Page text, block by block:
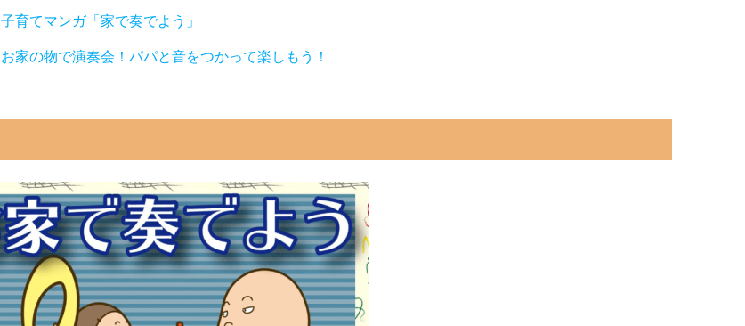
子育てマンガ「家で奏でよう」
お家の物で演奏会！パパと音をつかって楽しもう！